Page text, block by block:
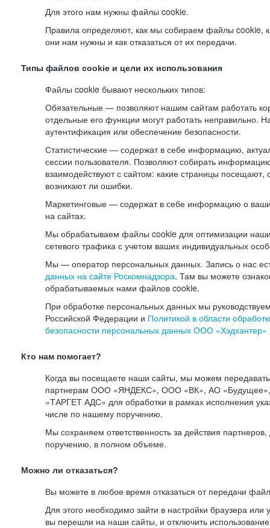
Для этого нам нужны файлы cookie.
Правила определяют, как мы собираем файлы cookie,
они нам нужны и как отказаться от их передачи.
Типы файлов cookie и цели их использования
Файлы cookie бывают нескольких типов:
Обязательные — позволяют нашим сайтам работать
отдельные его функции могут работать неправильно.
аутентификация или обеспечение безопасности.
Статистические — содержат в себе информацию,
сессии пользователя. Позволяют собирать
взаимодействуют с сайтом: какие страницы посещают,
возникают ли ошибки.
Маркетинговые — содержат в себе информацию о
на сайтах.
Мы обрабатываем файлы cookie для оптимизации
сетевого трафика с учетом ваших индивидуальных
Мы — оператор персональных данных. Запись о нас
данных на сайте Роскомнадзора. Там вы можете
обрабатываемых нами файлов cookie.
При обработке персональных данных мы
Российской Федерации и Политикой в области
безопасности персональных данных ООО «Хэдхантер»
Кто нам помогает?
Когда вы посещаете наши сайты, мы можем
партнерам ООО «ЯНДЕКС», ООО «ВК», АО
«ТАРГЕТ АДС» для обработки в рамках исполнения
числе по нашему поручению.
Мы сохраняем ответственность за действия
поручению, в полном объеме.
Можно ли отказаться?
Вы можете в любое время отказаться от передачи
Для этого необходимо зайти в настройки браузера или
вы перешли на наши сайты, и отключить